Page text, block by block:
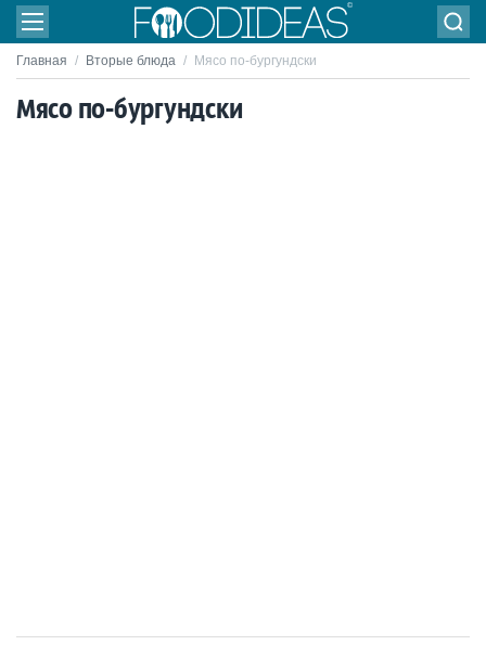
Главная / Вторые блюда / Мясо по-бургундски
Мясо по-бургундски